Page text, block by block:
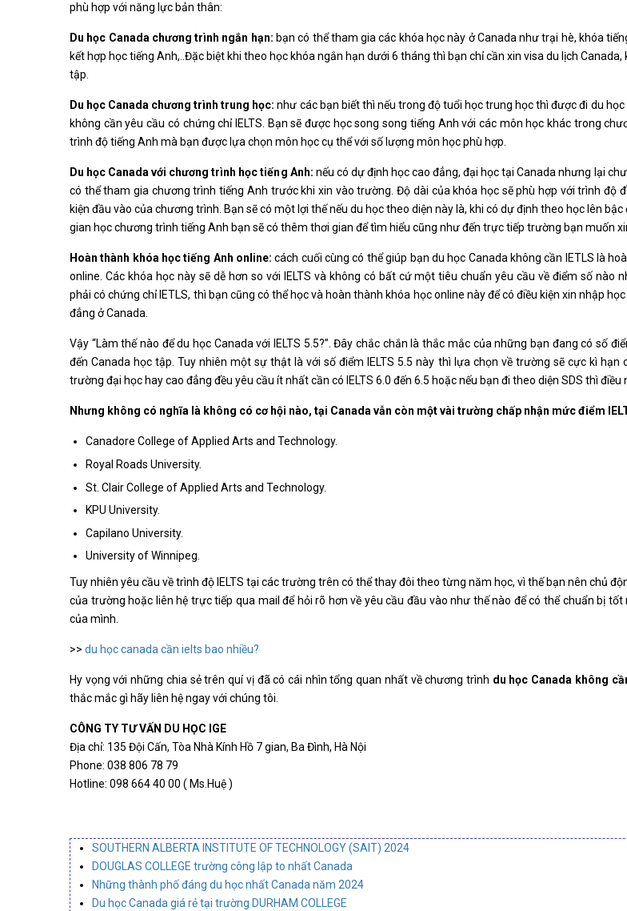
phù hợp với năng lực bản thân:
Du học Canada chương trình ngắn hạn: bạn có thể tham gia các khóa học này ở Canada như trại hè, khóa
kết hợp học tiếng Anh,..Đặc biệt khi theo học khóa ngắn hạn dưới 6 tháng thì bạn chỉ cần xin visa du lịch
tập.
Du học Canada chương trình trung học: như các bạn biết thì nếu trong độ tuổi học trung học thì được đi du
không cần yêu cầu có chứng chỉ IELTS. Bạn sẽ được học song song tiếng Anh với các môn học khác trong
trình độ tiếng Anh mà bạn được lựa chọn môn học cụ thể với số lượng môn học phù hợp.
Du học Canada với chương trình học tiếng Anh: nếu có dự định học cao đẳng, đại học tại Canada nhưng lại
có thể tham gia chương trình tiếng Anh trước khi xin vào trường. Độ dài của khóa học sẽ phù hợp với trình độ
kiện đầu vào của chương trình. Bạn sẽ có một lợi thế nếu du học theo diện này là, khi có dự định theo học lên
gian học chương trình tiếng Anh bạn sẽ có thêm thơi gian để tìm hiểu cũng như đến trực tiếp trường bạn muốn
Hoàn thành khóa học tiếng Anh online: cách cuối cùng có thể giúp bạn du học Canada không cần IETLS là
online. Các khóa học này sẽ dễ hơn so với IELTS và không có bất cứ một tiêu chuẩn yêu cầu về điểm số nào
phải có chứng chỉ IETLS, thì bạn cũng có thể học và hoàn thành khóa học online này để có điều kiện xin nhập
đẳng ở Canada.
Vậy “Làm thế nào để du học Canada với IELTS 5.5?”. Đây chắc chắn là thắc mắc của những bạn đang có số
đến Canada học tập. Tuy nhiên một sự thật là với số điểm IELTS 5.5 này thì lựa chọn về trường sẽ cực kì hạn
trường đại học hay cao đẳng đều yêu cầu ít nhất cần có IELTS 6.0 đến 6.5 hoặc nếu bạn đi theo diện SDS thì điều
Nhưng không có nghĩa là không có cơ hội nào, tại Canada vẫn còn một vài trường chấp nhận mức điểm
Canadore College of Applied Arts and Technology.
Royal Roads University.
St. Clair College of Applied Arts and Technology.
KPU University.
Capilano University.
University of Winnipeg.
Tuy nhiên yêu cầu về trình độ IELTS tại các trường trên có thể thay đôi theo từng năm học, vì thế bạn nên chủ
của trường hoặc liên hệ trực tiếp qua mail để hỏi rõ hơn về yêu cầu đầu vào như thế nào để có thể chuẩn bị
của mình.
>> du học canada cần ielts bao nhiều?
Hy vọng với những chia sẻ trên quí vị đã có cái nhìn tổng quan nhất về chương trình du học Canada không
thắc mắc gì hãy liên hệ ngay với chúng tôi.
CÔNG TY TƯ VẤN DU HỌC IGE
Địa chỉ: 135 Đội Cấn, Tòa Nhà Kính Hồ 7 gian, Ba Đình, Hà Nội
Phone: 038 806 78 79
Hotline: 098 664 40 00 ( Ms.Huệ )
SOUTHERN ALBERTA INSTITUTE OF TECHNOLOGY (SAIT) 2024
DOUGLAS COLLEGE trường công lập to nhất Canada
Những thành phố đáng du học nhất Canada năm 2024
Du học Canada giá rẻ tại trường DURHAM COLLEGE